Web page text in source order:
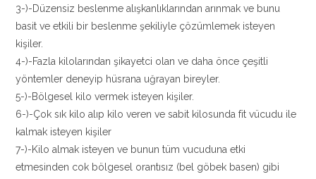
3-)-Düzensiz beslenme alışkanlıklarından arınmak ve bunu
basit ve etkili bir beslenme şekiliyle çözümlemek isteyen
kişiler.
4-)-Fazla kilolarından şikayetci olan ve daha önce çeşitli
yöntemler deneyip hüsrana uğrayan bireyler.
5-)-Bölgesel kilo vermek isteyen kişiler.
6-)-Çok sık kilo alıp kilo veren ve sabit kilosunda fit vücudu ile
kalmak isteyen kişiler
7-)-Kilo almak isteyen ve bunun tüm vucuduna etki
etmesinden cok bölgesel orantısız (bel göbek basen) gibi